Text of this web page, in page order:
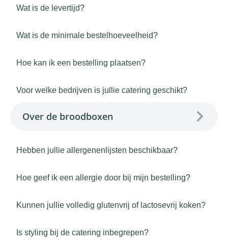
Wat is de levertijd?
Wat is de minimale bestelhoeveelheid?
Hoe kan ik een bestelling plaatsen?
Voor welke bedrijven is jullie catering geschikt?
Over de broodboxen
Hebben jullie allergenenlijsten beschikbaar?
Hoe geef ik een allergie door bij mijn bestelling?
Kunnen jullie volledig glutenvrij of lactosevrij koken?
Is styling bij de catering inbegrepen?